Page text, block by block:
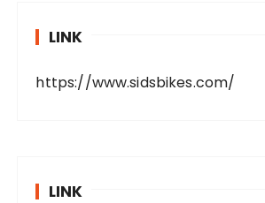
LINK
https://www.sidsbikes.com/
LINK